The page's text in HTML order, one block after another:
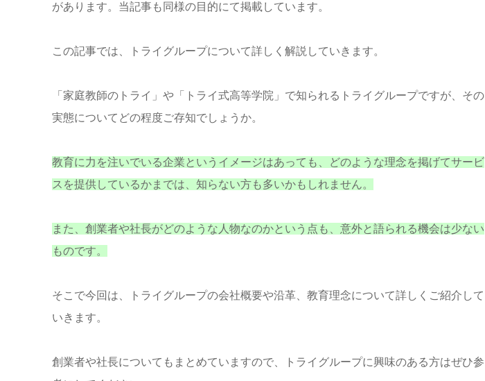
があります。当記事も同様の目的にて掲載しています。
この記事では、トライグループについて詳しく解説していきます。
「家庭教師のトライ」や「トライ式高等学院」で知られるトライグループですが、その
実態についてどの程度ご存知でしょうか。
教育に力を注いでいる企業というイメージはあっても、どのような理念を掲げてサービ
スを提供しているかまでは、知らない方も多いかもしれません。
また、創業者や社長がどのような人物なのかという点も、意外と語られる機会は少ない
ものです。
そこで今回は、トライグループの会社概要や沿革、教育理念について詳しくご紹介して
いきます。
創業者や社長についてもまとめていますので、トライグループに興味のある方はぜひ参